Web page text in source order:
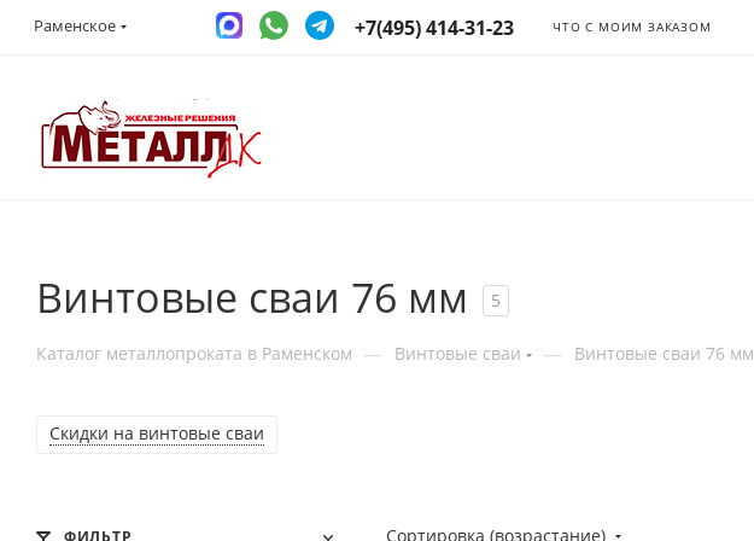
Раменское +7(495) 414-31-23 ЧТО С МОИМ ЗАКАЗОМ
Винтовые сваи 76 мм 5
Каталог металлопроката в Раменском — Винтовые сваи — Винтовые сваи 76 мм
Скидки на винтовые сваи
Сортировка (возрастание)
ФИЛЬТР